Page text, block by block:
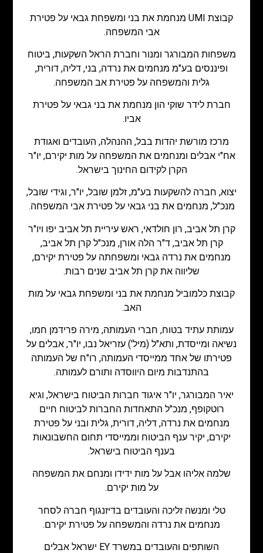
קבוצת UMI מנחמת את בני ומשפחת גבאי על פטירת
אבי המשפחה.
משפחות המבורגר ומנור וחברת הראל השקעות, ביטוח
ופיננסים בע"מ מנחמים את נרדה, בני, דליה, דורית,
גלית והמשפחה על פטירת אב המשפחה.
חברת לידר שוקי הון מנחמת את בני גבאי על פטירת
אביו.
מרכז מורשת יהדות בבל, ההנהלה, העובדים ואגודת
אח"י אבלים ומנחמים את המשפחה על מות יקירם, יו"ר
הקרן לקידום החינוך בישראל.
יצוא, חברה להשקעות בע"מ, זלמן שובל, יו"ר, וגידי שובל,
מנכ"ל, מנחמים את בני גבאי על פטירת אבי המשפחה.
קרן תל אביב, רון חולדאי, ראש עיריית תל אביב יפו ויו"ר
קרן תל אביב, ד"ר הלה אורן, מנכ"ל קרן תל אביב,
מנחמים את נרדה גבאי ומשפחתה על פטירת יקירם,
שליווה את קרן תל אביב שנים רבות.
קבוצת כלמוביל מנחמת את בני ומשפחת גבאי על מות
האב.
עמותת עתיד בטוח, חברי העמותה, מירה פרידמן חמו,
נשיאה ומייסדת, ותא"ל (מיל') עזריאל נבו, יו"ר, אבלים על
פטירתו של אחד ממייסדי העמותה, רו"ח של העמותה
בהתנדבות מיום היווסדה ותורם לעמותה.
יאיר המבורגר, יו"ר איגוד חברות הביטוח בישראל, וגיא
רוטקופף, מנכ"ל התאחדות החברות לביטוח חיים
מנחמים את נרדה, דליה, דורית, גלית ובני על פטירת
יקירם, יקיר ענף הביטוח וממייסדי תחום החשבונאות
בענף הביטוח בישראל.
שלמה אליהו אבל על מות ידידו ומנחם את המשפחה
על מות יקירם.
טלי ומנשה זליכה והעובדים בדיזנגוף חברה לסחר
מנחמים את נרדה והמשפחה על פטירת יקירם.
השותפים והעובדים במשרד EY ישראל אבלים